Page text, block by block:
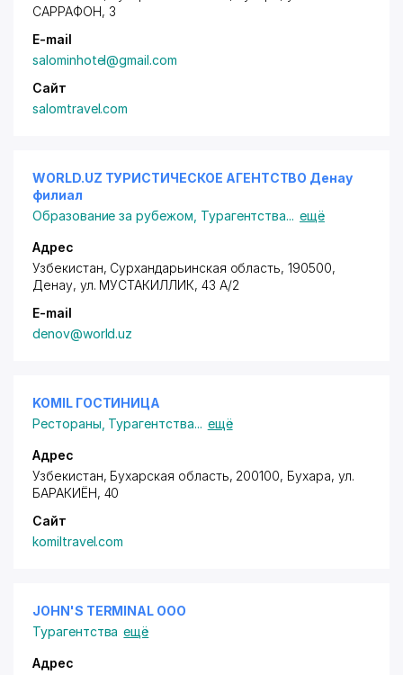
САРРАФОН, 3
E-mail
salominhotel@gmail.com
Сайт
salomtravel.com
WORLD.UZ ТУРИСТИЧЕСКОЕ АГЕНТСТВО Денау
филиал
Образование за рубежом Турагентства... ещё
Адрес
Узбекистан, Сурхандарьинская область, 190500,
Денау, ул. МУСТАКИЛЛИК, 43 A/2
E-mail
denov@world.uz
KOMIL ГОСТИНИЦА
Рестораны Турагентства... ещё
Адрес
Узбекистан, Бухарская область, 200100, Бухара, ул.
БАРАКИЁН, 40
Сайт
komiltravel.com
JOHN'S TERMINAL ООО
Турагентства ещё
Адрес